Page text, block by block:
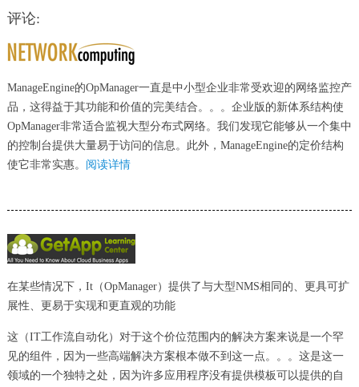
评论:
ManageEngine的OpManager一直是中小型企业非常受欢迎的网络监控产
品，这得益于其功能和价值的完美结合。。。企业版的新体系结构使
OpManager非常适合监视大型分布式网络。我们发现它能够从一个集中
的控制台提供大量易于访问的信息。此外，ManageEngine的定价结构
使它非常实惠。 阅读详情
在某些情况下，It（OpManager）提供了与大型NMS相同的、更具可扩
展性、更易于实现和更直观的功能
这（IT工作流自动化）对于这个价位范围内的解决方案来说是一个罕
见的组件，因为一些高端解决方案根本做不到这一点。。。这是这一
领域的一个独特之处，因为许多应用程序没有提供模板可以提供的自